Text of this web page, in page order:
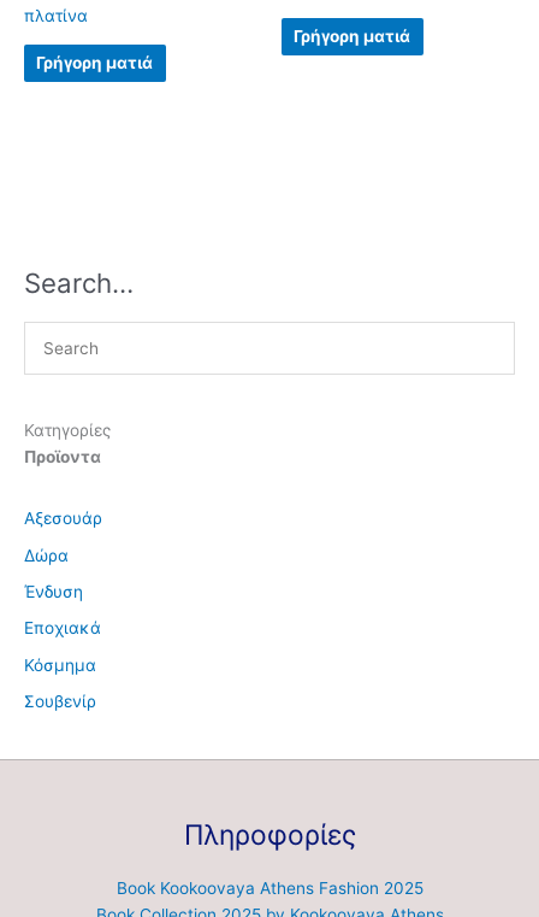
πλατίνα
Γρήγορη ματιά
Γρήγορη ματιά
Search…
Κατηγορίες
Προϊοντα
Αξεσουάρ
Δώρα
Ένδυση
Εποχιακά
Κόσμημα
Σουβενίρ
Πληροφορίες
Book Kookoovaya Athens Fashion 2025